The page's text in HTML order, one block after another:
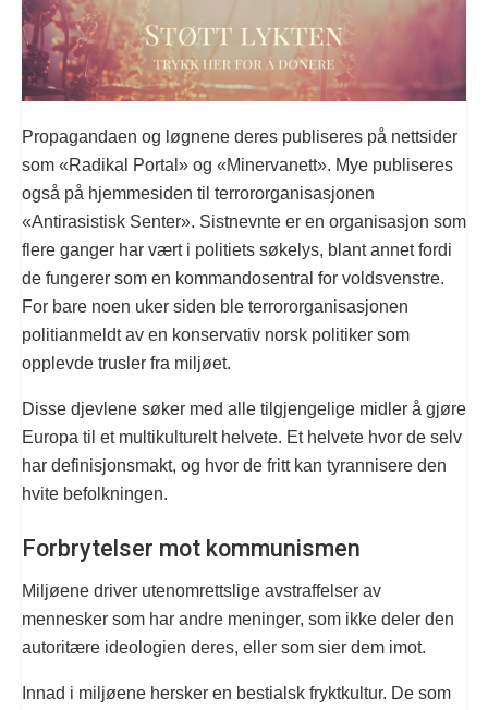
Propagandaen og løgnene deres publiseres på nettsider
som «Radikal Portal» og «Minervanett». Mye publiseres
også på hjemmesiden til terrororganisasjonen
«Antirasistisk Senter». Sistnevnte er en organisasjon som
flere ganger har vært i politiets søkelys, blant annet fordi
de fungerer som en kommandosentral for voldsvenstre.
For bare noen uker siden ble terrororganisasjonen
politianmeldt av en konservativ norsk politiker som
opplevde trusler fra miljøet.
Disse djevlene søker med alle tilgjengelige midler å gjøre
Europa til et multikulturelt helvete. Et helvete hvor de selv
har definisjonsmakt, og hvor de fritt kan tyrannisere den
hvite befolkningen.
Forbrytelser mot kommunismen
Miljøene driver utenomrettslige avstraffelser av
mennesker som har andre meninger, som ikke deler den
autoritære ideologien deres, eller som sier dem imot.
Innad i miljøene hersker en bestialsk fryktkultur. De som